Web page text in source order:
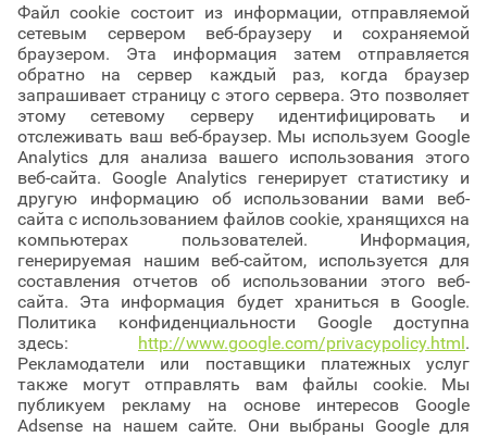
Файл cookie состоит из информации, отправляемой
сетевым сервером веб-браузеру и сохраняемой
браузером. Эта информация затем отправляется
обратно на сервер каждый раз, когда браузер
запрашивает страницу с этого сервера. Это позволяет
этому сетевому серверу идентифицировать и
отслеживать ваш веб-браузер. Мы используем Google
Analytics для анализа вашего использования этого
веб-сайта. Google Analytics генерирует статистику и
другую информацию об использовании вами веб-
сайта с использованием файлов cookie, хранящихся на
компьютерах пользователей. Информация,
генерируемая нашим веб-сайтом, используется для
составления отчетов об использовании этого веб-
сайта. Эта информация будет храниться в Google.
Политика конфиденциальности Google доступна
здесь: http://www.google.com/privacypolicy.html.
Рекламодатели или поставщики платежных услуг
также могут отправлять вам файлы cookie. Мы
публикуем рекламу на основе интересов Google
Adsense на нашем сайте. Они выбраны Google для